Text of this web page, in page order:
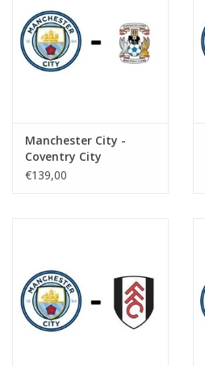
Manchester City -
Coventry City
€139,00